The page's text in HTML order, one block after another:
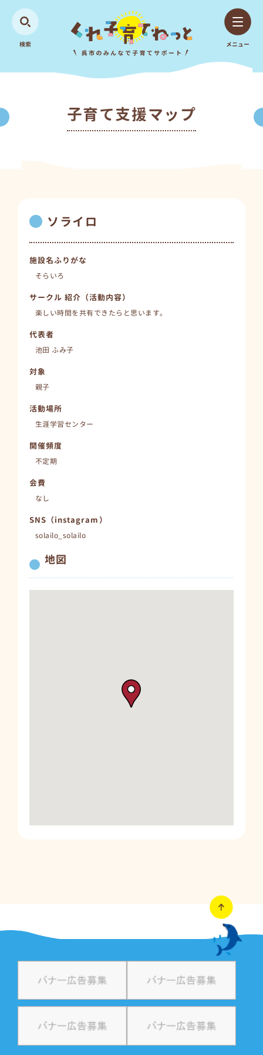
検索 メニュー
子育て支援マップ
ソライロ
施設名ふりがな
そらいろ
サークル 紹介（活動内容）
楽しい時間を共有できたらと思います。
代表者
池田 ふみ子
対象
親子
活動場所
生涯学習センター
開催頻度
不定期
会費
なし
SNS（instagram）
solailo_solailo
地図